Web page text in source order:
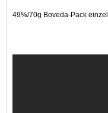
49%/70g Boveda-Pack